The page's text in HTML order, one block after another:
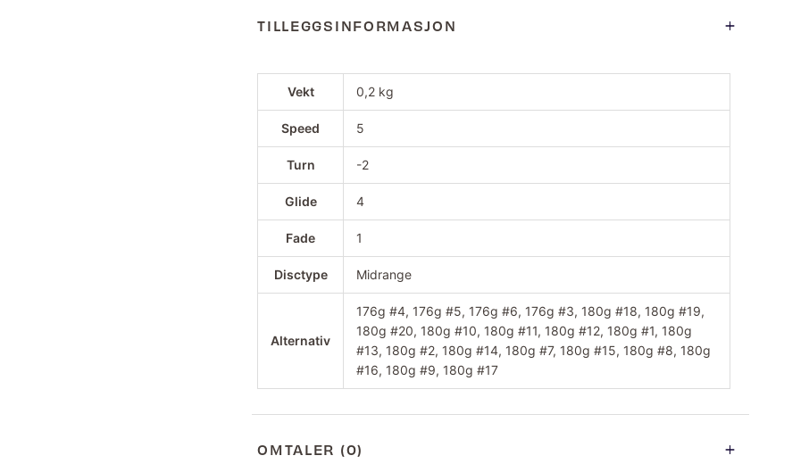
TILLEGGSINFORMASJON
Vekt 0,2 kg
Speed 5
Turn -2
Glide 4
Fade 1
Disctype Midrange
Alternativ
176g #4, 176g #5, 176g #6, 176g #3, 180g #18, 180g #19,
180g #20, 180g #10, 180g #11, 180g #12, 180g #1, 180g
#13, 180g #2, 180g #14, 180g #7, 180g #15, 180g #8, 180g
#16, 180g #9, 180g #17
OMTALER (0)